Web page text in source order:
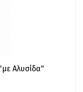
Αλυσίδα"